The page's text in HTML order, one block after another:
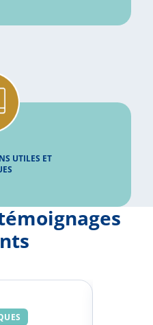
UTILES ET